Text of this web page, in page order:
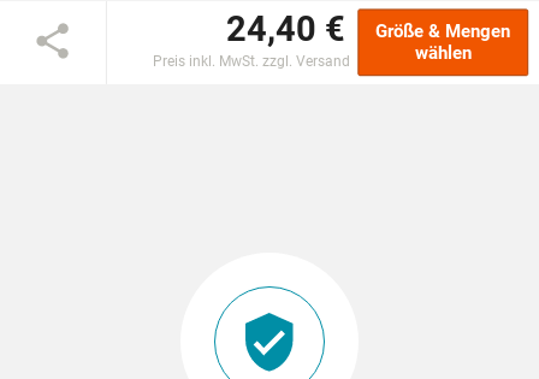
EINSCHULUNG 24,40 €
Preis inkl. MwSt. zzgl. Versand
Größe & Mengen
wählen